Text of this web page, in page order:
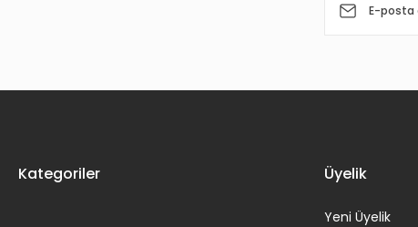
Kategoriler Üyelik
Yeni Üyelik